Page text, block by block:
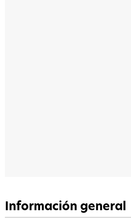
Información general